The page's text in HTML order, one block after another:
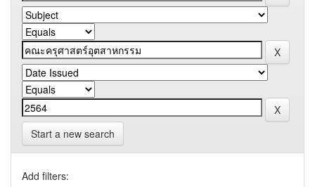
Start a new search
Add filters: